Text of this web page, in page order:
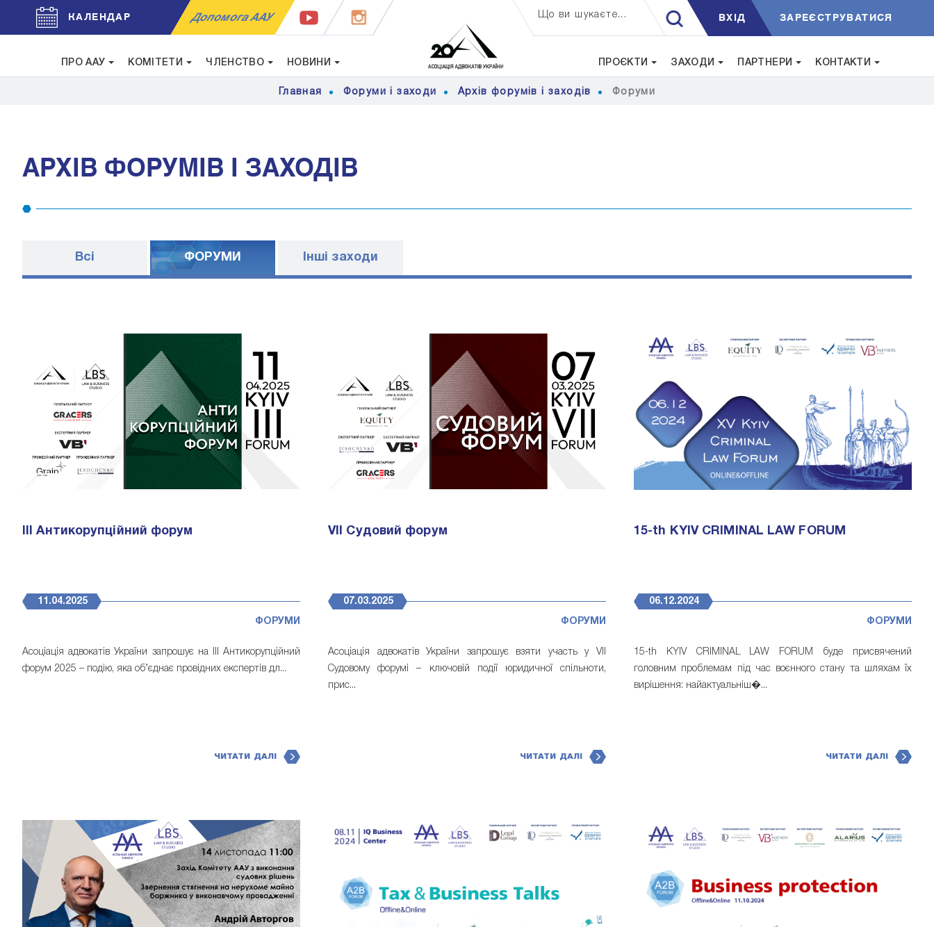
КАЛЕНДАР Допомога ААУ Що ви шукаєте... ВXIД ЗАРЕЄСТРУВАТИСЯ
ПРО ААУ КОМІТЕТИ ЧЛЕНСТВО НОВИНИ ПРОЄКТИ ЗАХОДИ ПАРТНЕРИ КОНТАКТИ
Главная Форуми і заходи Архів форумів і заходів Форуми
АРХІВ ФОРУМІВ І ЗАХОДІВ
Всі ФОРУМИ Iншi заходи
ІІІ Антикорупційний форум
11.04.2025
ФОРУМИ
Асоціація адвокатів України запрошує на IІI Антикорупційний
форум 2025 – подію, яка об’єднає провідних експертів дл...
ЧИТАТИ ДАЛІ
VII Судовий форум
07.03.2025
ФОРУМИ
Асоціація адвокатів України запрошує взяти участь у VII
Судовому форумі – ключовій події юридичної спільноти,
прис...
ЧИТАТИ ДАЛІ
15-th KYIV CRIMINAL LAW FORUM
06.12.2024
ФОРУМИ
15-th KYIV CRIMINAL LAW FORUM буде присвячений
головним проблемам під час воєнного стану та шляхам їх
вирішення: найактуальніш�...
ЧИТАТИ ДАЛІ